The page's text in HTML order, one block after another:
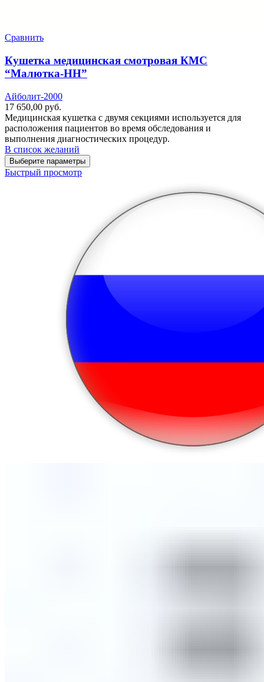
Сравнить
Кушетка медицинская смотровая КМС
“Малютка-НН”
Айболит-2000
17 650,00 руб.
Медицинская кушетка с двумя секциями используется для
расположения пациентов во время обследования и
выполнения диагностических процедур.
В список желаний
Выберите параметры
Быстрый просмотр